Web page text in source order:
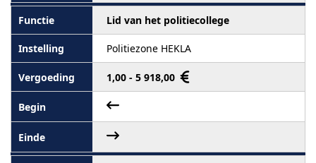
Lid van het politiecollege
Politiezone HEKLA
1,00 - 5 918,00